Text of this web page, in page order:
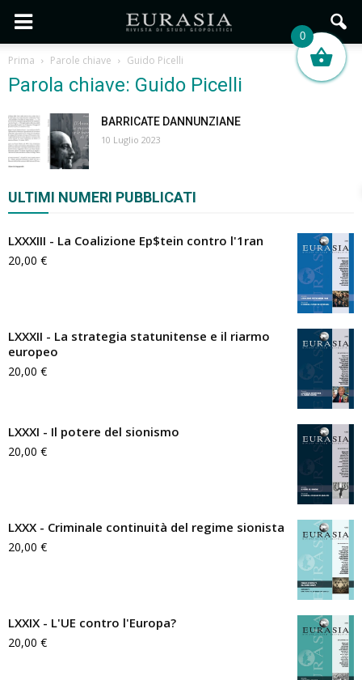
Prima Parole chiave Guido Picelli
Parola chiave: Guido Picelli
BARRICATE DANNUNZIANE
10 Luglio 2023
ULTIMI NUMERI PUBBLICATI
LXXXIII - La Coalizione Ep$tein contro l'1ran
20,00 €
LXXXII - La strategia statunitense e il riarmo
europeo
20,00 €
LXXXI - Il potere del sionismo
20,00 €
LXXX - Criminale continuità del regime sionista
20,00 €
LXXIX - L'UE contro l'Europa?
20,00 €
0